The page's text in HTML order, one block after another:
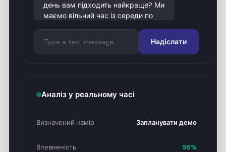
день вам підходить найкраще? Ми
маємо вільний час із середи по
У четвер вдень було б чудово.
Який час вам найбільше
Надіслати
Аналіз у реальному часі
Визначений намір Запланувати демо
Впевненість 96%